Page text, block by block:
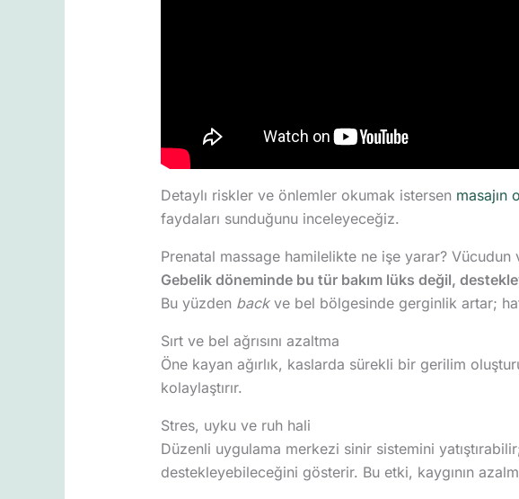
Detaylı riskler ve önlemler okumak istersen masajın
faydaları sunduğunu inceleyeceğiz.
Prenatal massage hamilelikte ne işe yarar?
Gebelik döneminde bu tür bakım lüks değil,
Bu yüzden backve bel bölgesinde gerginlik artar;
Sırt ve bel ağrısını azaltma
Öne kayan ağırlık, kaslarda sürekli bir gerilim
kolaylaştırır.
Stres, uyku ve ruh hali
Düzenli uygulama merkezi sinir sistemini
destekleyebileceğini gösterir. Bu etki, kaygının